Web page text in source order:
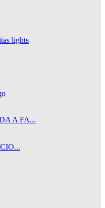
lights
A FA...